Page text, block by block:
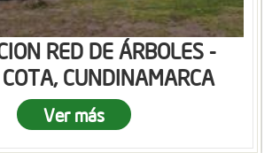
RED DE ÁRBOLES -
CUNDINAMARCA
Ver más